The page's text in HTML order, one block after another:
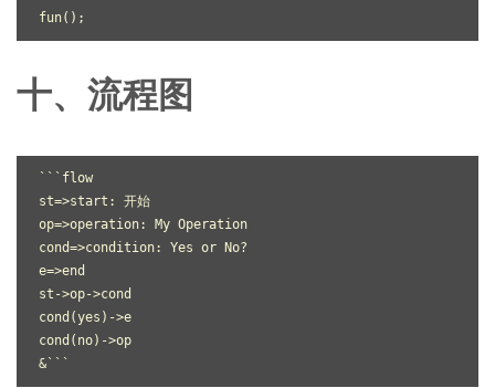
十、流程图
```flow
st=>start: 开始
op=>operation: My Operation
cond=>condition: Yes or No?
e=>end
st->op->cond
cond(yes)->e
cond(no)->op